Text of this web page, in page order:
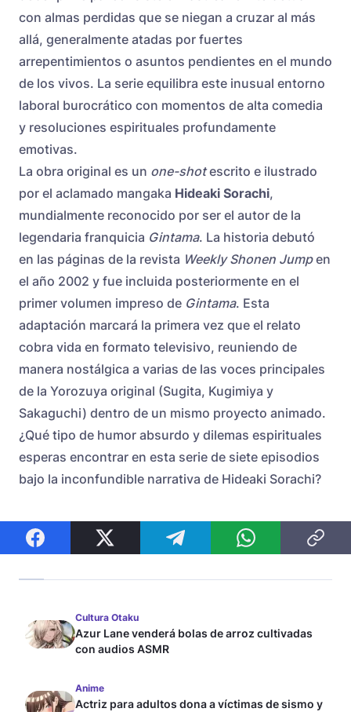
con almas perdidas que se niegan a cruzar al más
allá, generalmente atadas por fuertes
arrepentimientos o asuntos pendientes en el mundo
de los vivos. La serie equilibra este inusual entorno
laboral burocrático con momentos de alta comedia
y resoluciones espirituales profundamente
emotivas.
La obra original es un one-shotescrito e ilustrado
por el aclamado mangaka Hideaki Sorachi,
mundialmente reconocido por ser el autor de la
legendaria franquicia Gintama. La historia debutó
en las páginas de la revista Weekly Shonen Jumpen
el año 2002 y fue incluida posteriormente en el
primer volumen impreso de Gintama. Esta
adaptación marcará la primera vez que el relato
cobra vida en formato televisivo, reuniendo de
manera nostálgica a varias de las voces principales
de la Yorozuya original (Sugita, Kugimiya y
Sakaguchi) dentro de un mismo proyecto animado.
¿Qué tipo de humor absurdo y dilemas espirituales
esperas encontrar en esta serie de siete episodios
bajo la inconfundible narrativa de Hideaki Sorachi?
Cultura Otaku
Azur Lane venderá bolas de arroz cultivadas
con audios ASMR
Anime
Actriz para adultos dona a víctimas de sismo y